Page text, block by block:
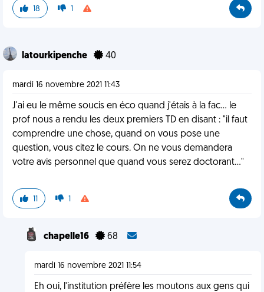
18 1
latourkipenche 40
mardi 16 novembre 2021 11:43
J'ai eu le même soucis en éco quand j'étais à la fac... le
prof nous a rendu les deux premiers TD en disant : "il faut
comprendre une chose, quand on vous pose une
question, vous citez le cours. On ne vous demandera
votre avis personnel que quand vous serez doctorant..."
11 1
chapelle16 68
mardi 16 novembre 2021 11:54
Eh oui, l'institution préfère les moutons aux gens qui